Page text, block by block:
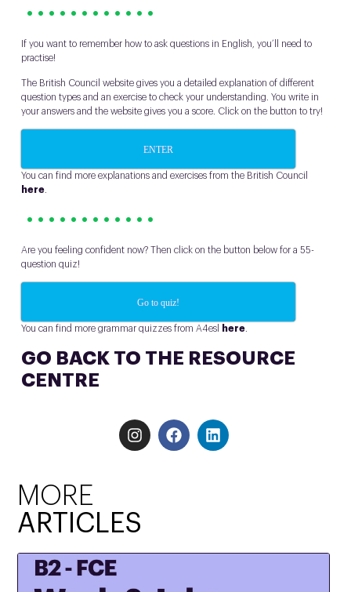
• • • • • • • • • • • •
If you want to remember how to ask questions in English, you’ll need to
practise!
The British Council website gives you a detailed explanation of different
question types and an exercise to check your understanding. You write in
your answers and the website gives you a score. Click on the button to try!
ENTER
You can find more explanations and exercises from the British Council
here.
• • • • • • • • • • • •
Are you feeling confident now? Then click on the button below for a 55-
question quiz!
Go to quiz!
You can find more grammar quizzes from A4esl here
GO BACK TO THE RESOURCE
CENTRE
MORE
ARTICLES